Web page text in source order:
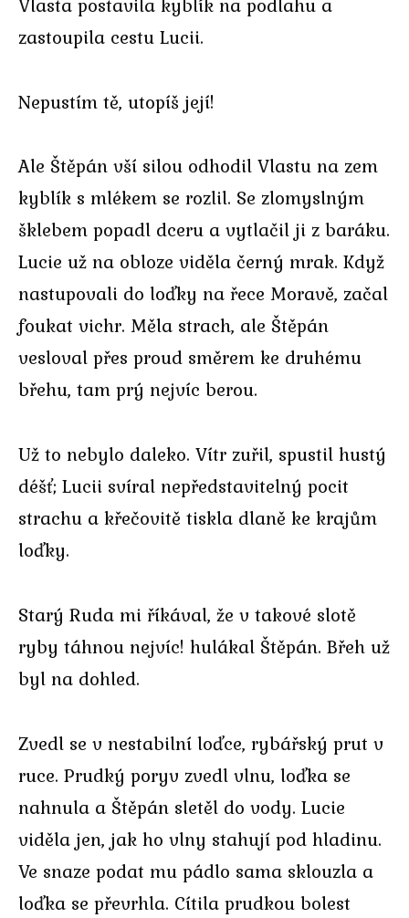
zastoupila cestu Lucii.
Nepustím tě, utopíš její!
Ale Štěpán vší silou odhodil Vlastu na zem
kyblík s mlékem se rozlil. Se zlomyslným
šklebem popadl dceru a vytlačil ji z baráku.
Lucie už na obloze viděla černý mrak. Když
nastupovali do loďky na řece Moravě, začal
foukat vichr. Měla strach, ale Štěpán
vesloval přes proud směrem ke druhému
břehu, tam prý nejvíc berou.
Už to nebylo daleko. Vítr zuřil, spustil hustý
déšť; Lucii svíral nepředstavitelný pocit
strachu a křečovitě tiskla dlaně ke krajům
loďky.
Starý Ruda mi říkával, že v takové slotě
ryby táhnou nejvíc! hulákal Štěpán. Břeh už
byl na dohled.
Zvedl se v nestabilní loďce, rybářský prut v
ruce. Prudký poryv zvedl vlnu, loďka se
nahnula a Štěpán sletěl do vody. Lucie
viděla jen, jak ho vlny stahují pod hladinu.
Ve snaze podat mu pádlo sama sklouzla a
loďka se převrhla. Cítila prudkou bolest